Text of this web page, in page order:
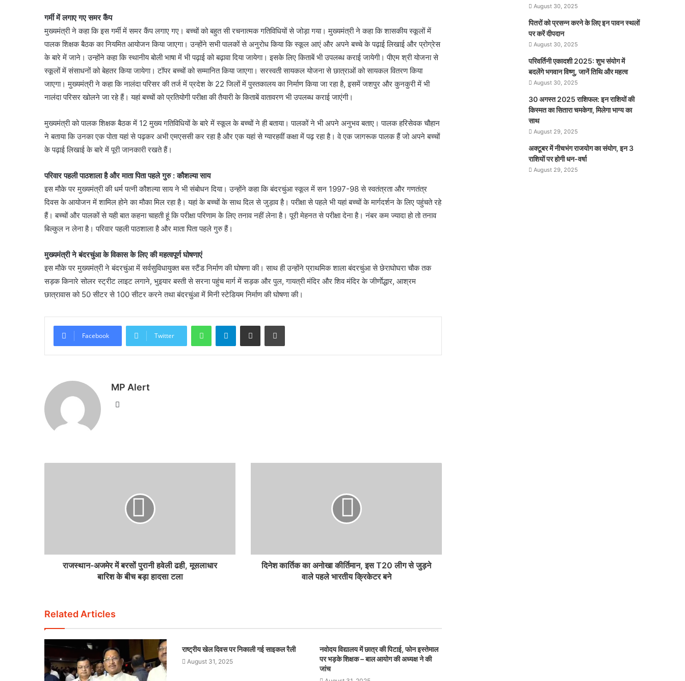
गर्मी में लगाए गए समर कैंप
मुख्यमंत्री ने कहा कि इस गर्मी में समर कैंप लगाए गए। बच्चों को बहुत सी रचनात्मक गतिविधियों से जोड़ा गया। मुख्यमंत्री ने कहा कि शासकीय स्कूलों में
पालक शिक्षक बैठक का नियमित आयोजन किया जाएगा। उन्होंने सभी पालकों से अनुरोध किया कि स्कूल आएं और अपने बच्चे के पढ़ाई लिखाई और प्रोग्रेस
के बारे में जाने। उन्होंने कहा कि स्थानीय बोली भाषा में भी पढ़ाई को बढ़ावा दिया जायेगा। इसके लिए किताबें भी उपलब्ध कराई जायेगी। पीएम श्री योजना से
स्कूलों में संसाधनों को बेहतर किया जायेगा। टॉपर बच्चों को सम्मानित किया जाएगा। सरस्वती सायकल योजना से छात्राओं को सायकल वितरण किया
जाएगा। मुख्यमंत्री ने कहा कि नालंदा परिसर की तर्ज में प्रदेश के 22 जिलों में पुस्तकालय का निर्माण किया जा रहा है, इसमें जशपुर और कुनकुरी में भी
नालंदा परिसर खोलने जा रहे हैं। यहां बच्चों को प्रतियोगी परीक्षा की तैयारी के किताबें वातावरण भी उपलब्ध कराई जाएंगी।
मुख्यमंत्री को पालक शिक्षक बैठक में 12 मुख्य गतिविधियों के बारे में स्कूल के बच्चों ने ही बताया। पालकों ने भी अपने अनुभव बताए। पालक हरिसेवक चौहान
ने बताया कि उनका एक पोता यहां से पढ़कर अभी एमएससी कर रहा है और एक यहां से ग्यारहवीं कक्षा में पढ़ रहा है। वे एक जागरूक पालक हैं जो अपने बच्चों
के पढ़ाई लिखाई के बारे में पूरी जानकारी रखते हैं।
परिवार पहली पाठशाला है और माता पिता पहले गुरु : कौशल्या साय
इस मौके पर मुख्यमंत्री की धर्म पत्नी कौशल्या साय ने भी संबोधन दिया। उन्होंने कहा कि बंदरचुंआ स्कूल में सन 1997-98 से स्वतंत्रता और गणतंत्र
दिवस के आयोजन में शामिल होने का मौका मिल रहा है। यहां के बच्चों के साथ दिल से जुड़ाव है। परीक्षा से पहले भी यहां बच्चों के मार्गदर्शन के लिए पहुंचते रहे
हैं। बच्चों और पालकों से यही बात कहना चाहती हूं कि परीक्षा परिणाम के लिए तनाव नहीं लेना है। पूरी मेहनत से परीक्षा देना है। नंबर कम ज्यादा हो तो तनाव
बिल्कुल न लेना है। परिवार पहली पाठशाला है और माता पिता पहले गुरु हैं।
मुख्यमंत्री ने बंदरचुंआ के विकास के लिए की महत्वपूर्ण घोषणाएं
इस मौके पर मुख्यमंत्री ने बंदरचुंआ में सर्वसुविधायुक्त बस स्टैंड निर्माण की घोषणा की। साथ ही उन्होंने प्राथमिक शाला बंदरचुंआ से छेराघोघरा चौक तक
सड़क किनारे सोलर स्ट्रीट लाइट लगाने, भुइयार बस्ती से सरना पहुंच मार्ग में सड़क और पुल, गायत्री मंदिर और शिव मंदिर के जीर्णाेद्धार, आश्रम
छात्रावास को 50 सीटर से 100 सीटर करने तथा बंदरचुंआ में मिनी स्टेडियम निर्माण की घोषणा की।
Facebook Twitter
WhatsAppTelegramShare via Email Print
MP Alert
Website
राजस्थान-अजमेर में बरसों पुरानी हवेली ढही, मूसलाधार
बारिश के बीच बड़ा हादसा टला
दिनेश कार्तिक का अनोखा कीर्तिमान, इस T20 लीग से जुड़ने
वाले पहले भारतीय क्रिकेटर बने
Related Articles
राष्ट्रीय खेल दिवस पर निकाली गई साइकल रैली
August 31, 2025
नवोदय विद्यालय में छात्र की पिटाई, फोन इस्तेमाल
पर भड़के शिक्षक – बाल आयोग की अध्यक्ष ने की
जांच
August 30, 2025
पितरों को प्रसन्न करने के लिए इन पावन स्थलों
पर करें दीपदान
August 30, 2025
परिवर्तिनी एकादशी 2025: शुभ संयोग में
बदलेंगे भगवान विष्णु, जानें तिथि और महत्व
August 30, 2025
30 अगस्त 2025 राशिफल: इन राशियों की
किस्मत का सितारा चमकेगा, मिलेगा भाग्य का
साथ
August 29, 2025
अक्टूबर में नीचभंग राजयोग का संयोग, इन 3
राशियों पर होगी धन-वर्षा
August 29, 2025